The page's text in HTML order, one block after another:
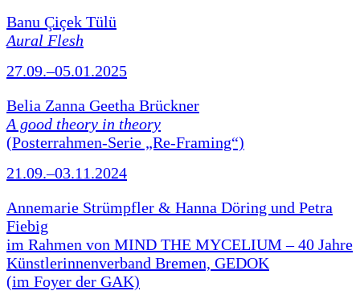
Banu Çiçek Tülü
Aural Flesh
27.09.–05.01.2025
Belia Zanna Geetha Brückner
A good theory in theory
(Posterrahmen-Serie „Re-Framing“)
21.09.–03.11.2024
Annemarie Strümpfler & Hanna Döring und Petra
Fiebig
im Rahmen von MIND THE MYCELIUM – 40 Jahre
Künstlerinnenverband Bremen, GEDOK
(im Foyer der GAK)